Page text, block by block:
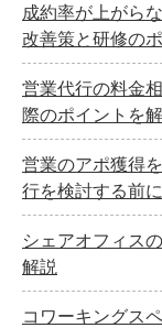
成約率が上がら
改善策と研修の
営業代行の料金
際のポイントを
営業のアポ獲得
行を検討する前
シェアオフィス
解説
コワーキングス